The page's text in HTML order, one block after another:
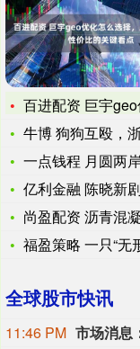
百进配资 巨宇geo优化怎么选择，总结其口碑
牛博 狗狗互殴，浙
一点钱程 月圆两岸
亿利金融 陈晓新剧
尚盈配资 沥青混凝
福盈策略 一只“无
全球股市快讯
11:46 PM